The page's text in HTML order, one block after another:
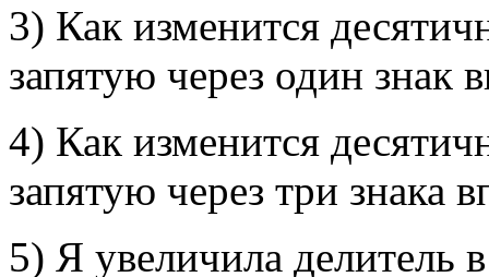
3) Как изменится
запятую через один знак
4) Как изменится
запятую через три знака
5) Я увеличила делитель